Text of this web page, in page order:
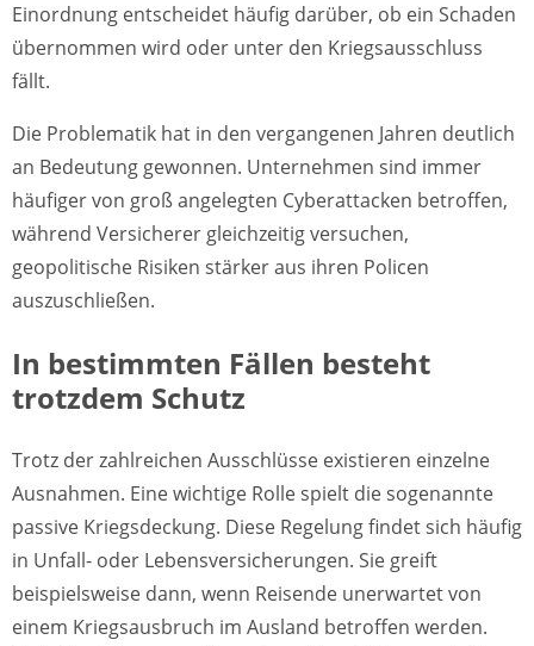
Einordnung entscheidet häufig darüber, ob ein Schaden
übernommen wird oder unter den Kriegsausschluss
fällt.
Die Problematik hat in den vergangenen Jahren deutlich
an Bedeutung gewonnen. Unternehmen sind immer
häufiger von groß angelegten Cyberattacken betroffen,
während Versicherer gleichzeitig versuchen,
geopolitische Risiken stärker aus ihren Policen
auszuschließen.
In bestimmten Fällen besteht
trotzdem Schutz
Trotz der zahlreichen Ausschlüsse existieren einzelne
Ausnahmen. Eine wichtige Rolle spielt die sogenannte
passive Kriegsdeckung. Diese Regelung findet sich häufig
in Unfall- oder Lebensversicherungen. Sie greift
beispielsweise dann, wenn Reisende unerwartet von
einem Kriegsausbruch im Ausland betroffen werden.